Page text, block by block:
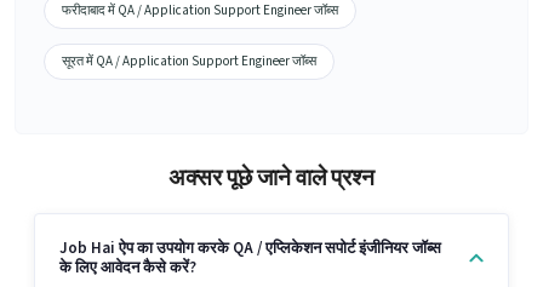
फरीदाबाद में QA / Application Support Engineer जॉब्स
सूरत में QA / Application Support Engineer जॉब्स
अक्सर पूछे जाने वाले प्रश्न
Job Hai ऐप का उपयोग करके QA / एप्लिकेशन सपोर्ट इंजीनियर जॉब्स
के लिए आवेदन कैसे करें?